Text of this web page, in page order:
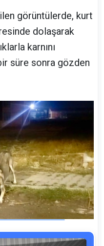
görüntülerde, kurt
dolaşarak
karnını
süre sonra gözden